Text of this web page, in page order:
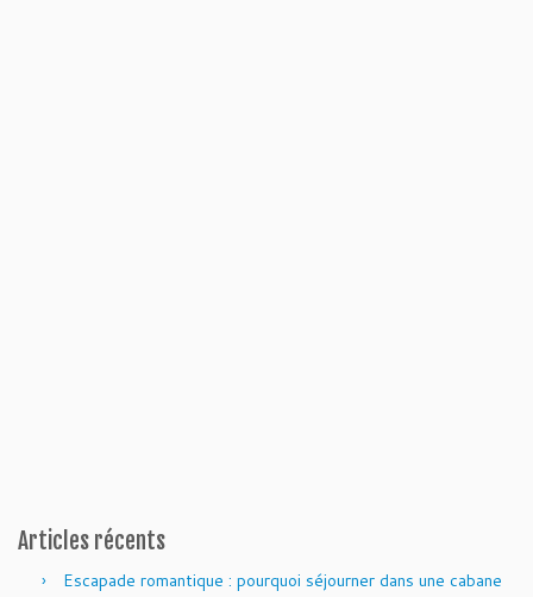
Articles récents
Escapade romantique : pourquoi séjourner dans une cabane